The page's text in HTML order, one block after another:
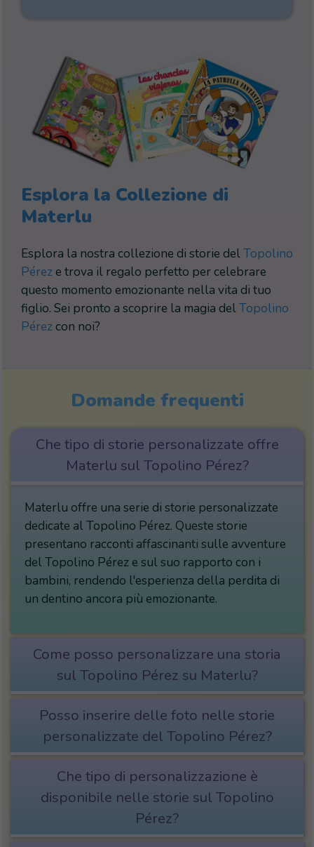
Esplora la Collezione di
Materlu
Esplora la nostra collezione di storie delTopolino
Péreze trova il regalo perfetto per celebrare
questo momento emozionante nella vita di tuo
figlio. Sei pronto a scoprire la magia delTopolino
Pérezcon noi?
Domande frequenti
Che tipo di storie personalizzate offre
Materlu sul Topolino Pérez?
Materlu offre una serie di storie personalizzate
dedicate al Topolino Pérez. Queste storie
presentano racconti affascinanti sulle avventure
del Topolino Pérez e sul suo rapporto con i
bambini, rendendo l'esperienza della perdita di
un dentino ancora più emozionante.
Come posso personalizzare una storia
sul Topolino Pérez su Materlu?
Posso inserire delle foto nelle storie
personalizzate del Topolino Pérez?
Che tipo di personalizzazione è
disponibile nelle storie sul Topolino
Pérez?